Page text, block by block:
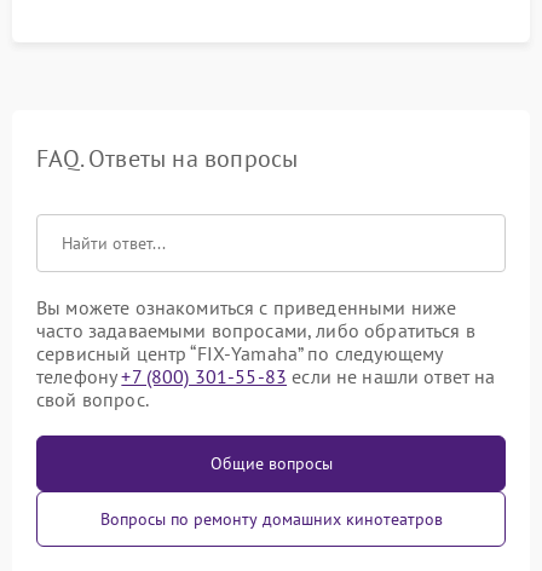
FAQ. Ответы на вопросы
Вы можете ознакомиться с приведенными ниже
часто задаваемыми вопросами, либо обратиться в
сервисный центр “FIX-Yamaha” по следующему
телефону+7 (800) 301-55-83 если не нашли ответ на
свой вопрос.
Общие вопросы
Вопросы по ремонту домашних кинотеатров